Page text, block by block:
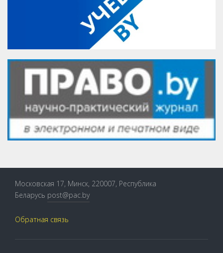
Московская 17, Минск, 220007, Республика
Беларусь post@pac.by
Обратная связь